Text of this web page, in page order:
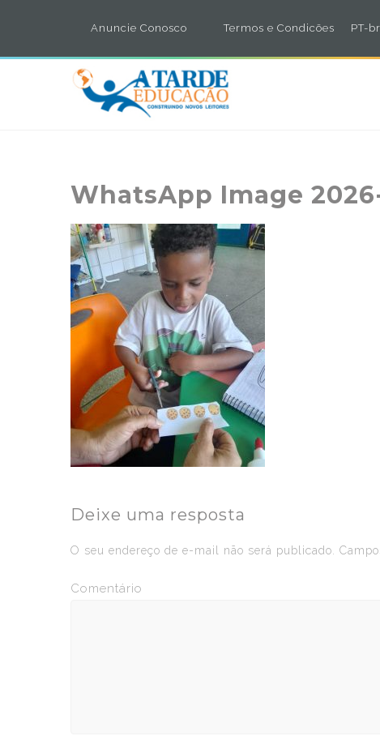
Anuncie Conosco Termos e Condicões PT-br
WhatsApp Image
Deixe uma resposta
O seu endereço de e-mail não será publicado.
Comentário